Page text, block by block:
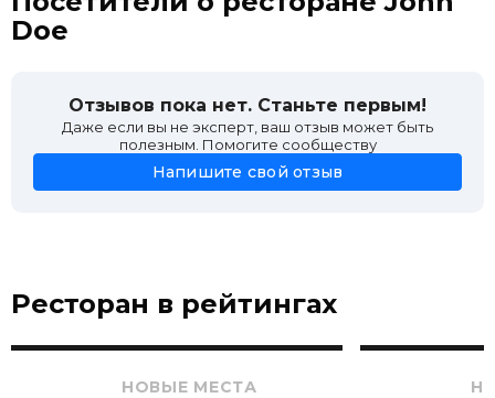
Doe
Отзывов пока нет. Станьте первым!
Даже если вы не эксперт, ваш отзыв может быть
полезным. Помогите сообществу
Напишите свой отзыв
Ресторан в рейтингах
НОВЫЕ МЕСТА